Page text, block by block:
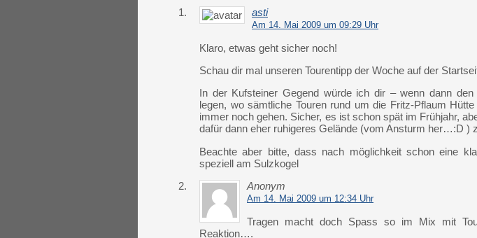
1. asti
Am 14. Mai 2009 um 09:29 Uhr
Klaro, etwas geht sicher noch!
Schau dir mal unseren Tourentipp der Woche auf der
In der Kufsteiner Gegend würde ich dir – wenn dann
legen, wo sämtliche Touren rund um die Fritz-Pflaum
immer noch gehen. Sicher, es ist schon spät im Frühjahr,
dafür dann eher ruhigeres Gelände (vom Ansturm her…:D )
Beachte aber bitte, dass nach möglichkeit schon eine
speziell am Sulzkogel
2.
Anonym
Am 14. Mai 2009 um 12:34 Uhr
Tragen macht doch Spass so im Mix mit
Reaktion….